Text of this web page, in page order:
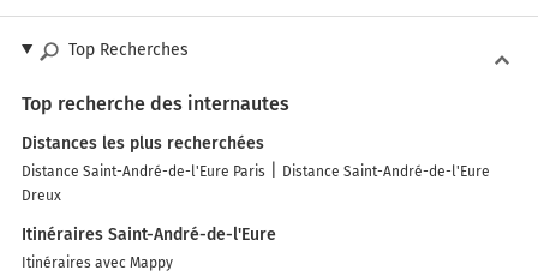
Top Recherches
Top recherche des internautes
Distances les plus recherchées
Distance Saint-André-de-l'Eure Paris
Distance Saint-André-de-l'Eure
Dreux
Itinéraires Saint-André-de-l'Eure
Itinéraires avec Mappy